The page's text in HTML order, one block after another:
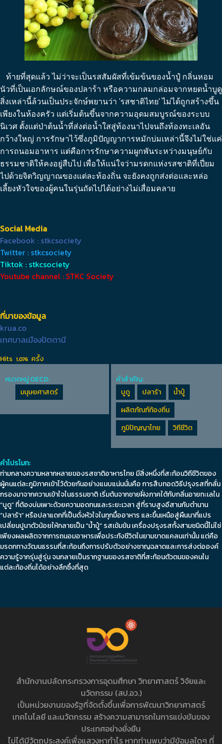
ท้ายที่สุดแล้ว ไม่ว่าจะเป็นรสสัมผัสที่เข้มข้นของน้ำปู๋ กลิ่นหอม
นัวที่เป็นเอกลักษณ์ของปลาร้า หรือความกลมกล่อมจากหยดน้ำบูดู
สิ่งเหล่านี้ล้วนเป็นประจักษ์พยานว่า 'รสชาติไทย' ไม่ได้ถูกสร้างขึ้น
เพียงในห้องครัว แต่เริ่มต้นขึ้นจากความอุดมสมบูรณ์ของระบบ
นิเวศ ตั้งแต่ป่าต้นน้ำที่ส่งต่อน้ำใสสู่ท้องนาไปจนถึงท้องทะเลอัน
กว้างใหญ่ การรักษาไว้ซึ่งภูมิปัญญาการหมักบ่มเหล่านี้จึงไม่ใช่แค่
การถนอมอาหาร แต่คือการรักษาความผูกพันระหว่างมนุษย์กับ
ธรรมชาติให้คงอยู่สืบไป เพื่อให้แน่ใจว่ามรดกแห่งรสชาติที่เปี่ยม
ไปด้วยจิตวิญญาณของแต่ละท้องถิ่น จะยังคงถูกส่งต่อและหล่อ
เลี้ยงหัวใจของผู้คนในรุ่นถัดไปได้อย่างไม่เสื่อมคลาย
Social Media
Facebook : stkcsociety
Twitter : stkcsociety
Tiktok : stkcsociety
Youtube channel : STKC Society
ที่มาของข้อมูล
krua.co
เทศบาลเมืองปัตตานี
Hits 1,076 ครั้ง
หมวดหมู่ OECD:
มนุษยศาสตร์
คำสำคัญ:
บูดู
ปลาร้า
น้ำปู๋
ผลิตภัณฑ์ท้องถิ่น
ภูมิปัญญาไทย
วิถีชีวิต
คำโปรโมท:
ท่ามกลางความหลากหลายของรสชาติอาหารไทย มีสิ่งหนึ่งที่สะท้อนวิถีชีวิตของ
ผู้คนแต่ละภูมิภาคเข้าไว้ด้วยกันอย่างแนบแน่นนั่นคือ การสืบทอดวิธีปรุงรสที่กลั่น
กรองมาจากความเข้าใจในธรรมชาติ เริ่มต้นจากชายฝั่งภาคใต้กับกลิ่นอายทะเลใน
“บูดู” ที่ต้องบ่มเพาะด้วยความอดทนและระยะเวลา สู่ที่ราบสูงอีสานกับตำนาน
“ปลาร้า” หรือปลาแดกที่เป็นดั่งหัวใจในทุกมื้ออาหาร และขึ้นเหนือสู่ผืนนาที่แปร
เปลี่ยนปูนาตัวน้อยให้กลายเป็น “น้ำปู๋” รสเข้มข้น เครื่องปรุงรสทั้งสามชนิดนี้ไม่ใช่
เพียงผลผลิตจากการถนอมอาหารเพื่อประทังชีวิตในยามขาดแคลนเท่านั้น แต่คือ
มรดกทางวัฒนธรรมที่สะท้อนถึงการปรับตัวอย่างชาญฉลาดและการส่งต่อองค์
ความรู้จากรุ่นสู่รุ่น จนกลายเป็นรากฐานของรสชาติที่สะท้อนตัวตนของคนใน
แต่ละท้องถิ่นได้อย่างลึกซึ้งที่สุด
สำนักงานปลัดกระทรวงการอุดมศึกษา วิทยาศาสตร์ วิจัยและ
นวัตกรรม (สป.อว.)
เป็นหน่วยงานของรัฐที่จัดตั้งขึ้นเพื่อการพัฒนาวิทยาศาสตร์
เทคโนโลยี และนวัตกรรม สร้างความสามารถในการแข่งขันของ
ประเทศอย่างยั่งยืน
ไม่ได้มีวัตถุประสงค์เพื่อแสวงหากำไร หากท่านพบว่ามีข้อมูลใดๆ ที่